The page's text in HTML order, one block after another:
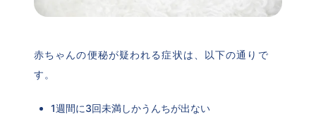
赤ちゃんの便秘が疑われる症状は、以下の通りで
す。
1週間に3回未満しかうんちが出ない